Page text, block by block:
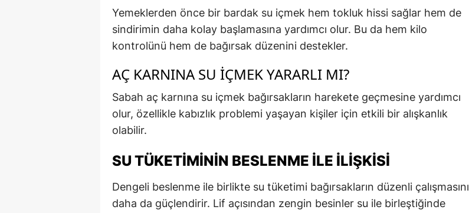
Yemeklerden önce bir bardak su içmek hem tokluk hissi sağlar hem de
sindirimin daha kolay başlamasına yardımcı olur. Bu da hem kilo
kontrolünü hem de bağırsak düzenini destekler.
AÇ KARNINA SU İÇMEK YARARLI MI?
Sabah aç karnına su içmek bağırsakların harekete geçmesine yardımcı
olur, özellikle kabızlık problemi yaşayan kişiler için etkili bir alışkanlık
olabilir.
SU TÜKETIMININ BESLENME ILE İLIŞKISI
Dengeli beslenme ile birlikte su tüketimi bağırsakların düzenli çalışmasını
daha da güçlendirir. Lif açısından zengin besinler su ile birleştiğinde